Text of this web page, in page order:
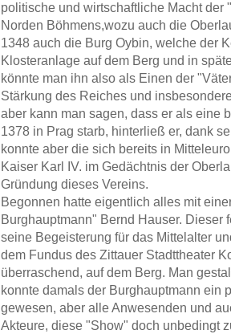
politische und wirtschaftliche Macht der
Norden Böhmens,wozu auch die
1348 auch die Burg Oybin, welche der
Klosteranlage auf dem Berg und in
könnte man ihn also als Einen der
Stärkung des Reiches und
aber kann man sagen, dass er als eine
1378 in Prag starb, hinterließ er, dank
konnte aber die sich bereits in
Kaiser Karl IV. im Gedächtnis der
Gründung dieses Vereins.
Begonnen hatte eigentlich alles mit
Burghauptmann" Bernd Hauser. Dieser
seine Begeisterung für das Mittelalter
dem Fundus des Zittauer Stadttheater
überraschend, auf dem Berg. Man
konnte damals der Burghauptmann ein
gewesen, aber alle Anwesenden und
Akteure, diese "Show" doch unbedingt